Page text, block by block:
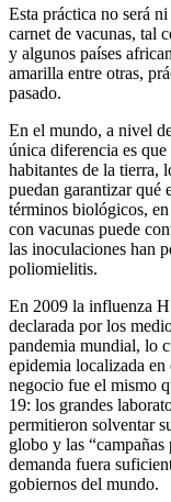
Esta práctica no será
carnet de vacunas, tal
y algunos países
amarilla entre otras,
pasado.
En el mundo, a nivel
única diferencia es
habitantes de la tierra,
puedan garantizar qué
términos biológicos,
con vacunas puede
las inoculaciones han
poliomielitis.
En 2009 la influenza
declarada por los
pandemia mundial, lo
epidemia localizada en
negocio fue el mismo
19: los grandes
permitieron solventar
globo y las
demanda fuera
gobiernos del mundo.